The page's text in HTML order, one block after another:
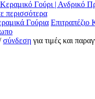
περισσότερα
Γούρια Επιτραπέζιο
σύνδεση για τιμές και